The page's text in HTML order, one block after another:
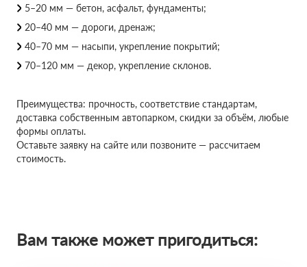
5–20 мм — бетон, асфальт, фундаменты;
20–40 мм — дороги, дренаж;
40–70 мм — насыпи, укрепление покрытий;
70–120 мм — декор, укрепление склонов.
Преимущества: прочность, соответствие стандартам,
доставка собственным автопарком, скидки за объём, любые
формы оплаты.
Оставьте заявку на сайте или позвоните — рассчитаем
стоимость.
Вам также может пригодиться: